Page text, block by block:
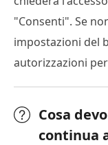
"Consenti". Se
impostazioni del
autorizzazioni
Cosa
continua